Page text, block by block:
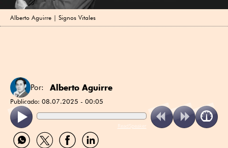
Alberto Aguirre | Signos Vitales
Por: Alberto Aguirre
Publicado: 08.07.2025 - 00:05
ReadSpeaker
Compartir
por
Compartir
por
Compartir
por
Compartir
por